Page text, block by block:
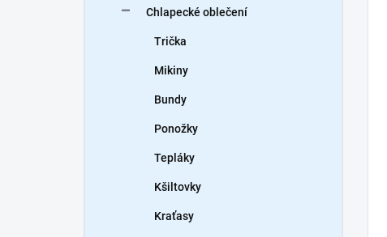
Chlapecké oblečení
Trička
Mikiny
Bundy
Ponožky
Tepláky
Kšiltovky
Kraťasy